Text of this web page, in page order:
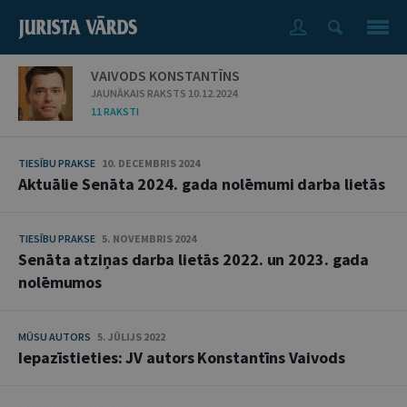
VAIVODS KONSTANTĪNS
JAUNĀKAIS RAKSTS 10.12.2024
11 RAKSTI
TIESĪBU PRAKSE 10. DECEMBRIS 2024
Aktuālie Senāta 2024. gada nolēmumi darba lietās
TIESĪBU PRAKSE 5. NOVEMBRIS 2024
Senāta atziņas darba lietās 2022. un 2023. gada
nolēmumos
MŪSU AUTORS 5. JŪLIJS 2022
Iepazīstieties: JV autors Konstantīns Vaivods